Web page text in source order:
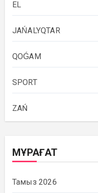
EL
JAŃALYQTAR
QOǴAM
SPORT
ZAŃ
МҰРАҒАТ
Тамыз 2026